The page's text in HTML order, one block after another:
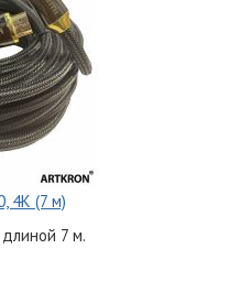
4K (7 м)
7 м.